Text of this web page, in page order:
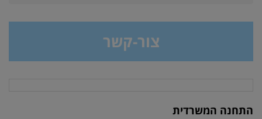
צור-קשר
התחנה המשרדית